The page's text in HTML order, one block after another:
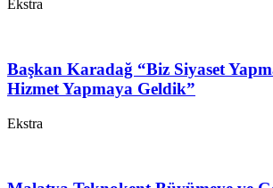
Ekstra
Başkan Karadağ “Biz Siyaset
Hizmet Yapmaya Geldik”
Ekstra